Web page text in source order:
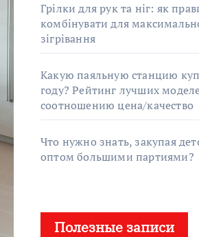
Грілки для рук та ніг: як
комбінувати для
зігрівання
Какую паяльную станцию
году? Рейтинг лучших
соотношению цена/качество
Что нужно знать, закупая
оптом большими партиями?
Полезные записи